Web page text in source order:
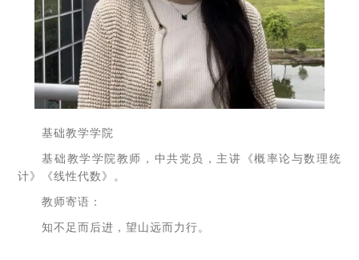
基础教学学院
基础教学学院教师，中共党员，主讲《概率论与数理统
计》《线性代数》。
教师寄语：
知不足而后进，望山远而力行。